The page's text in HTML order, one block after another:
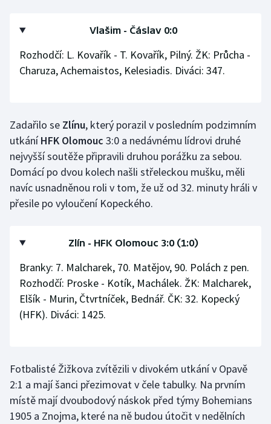
Rychlostní kanoistika
Sportovní střelba
Stolní tenis
Triatlon
Vodní slalom
Volejbal
Vlašim - Čáslav 0:0
Rozhodčí: L. Kovařík - T. Kovařík, Pilný. ŽK: Průcha -
Charuza, Achemaistos, Kelesiadis. Diváci: 347.
Zadařilo se Zlínu, který porazil v posledním podzimním
utkáníHFK Olomouc 3:0 a nedávnému lídrovi druhé
nejvyšší soutěže připravili druhou porážku za sebou.
Domácí po dvou kolech našli střeleckou mušku, měli
navíc usnadněnou roli v tom, že už od 32. minuty hráli v
přesile po vyloučení Kopeckého.
Zlín - HFK Olomouc 3:0 (1:0)
Branky: 7. Malcharek, 70. Matějov, 90. Polách z pen.
Rozhodčí: Proske - Kotík, Machálek. ŽK: Malcharek,
Elšík - Murin, Čtvrtníček, Bednář. ČK: 32. Kopecký
(HFK). Diváci: 1425.
Fotbalisté Žižkova zvítězili v divokém utkání v Opavě
2:1 a mají šanci přezimovat v čele tabulky. Na prvním
místě mají dvoubodový náskok před týmy Bohemians
1905 a Znojma, které na ně budou útočit v nedělních